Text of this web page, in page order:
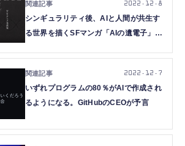
シンギュラリティ後、AIと人間が共生す
る世界を描くSFマンガ「AIの遺電子」が
2022.12.8
いずれプログラムの80％がAIで作成され
るようになる。GitHubのCEOが予言
2022.12.7